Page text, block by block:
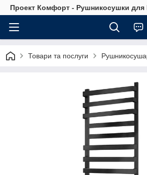
Проект Комфорт - Рушникосушки для
Товари та послуги